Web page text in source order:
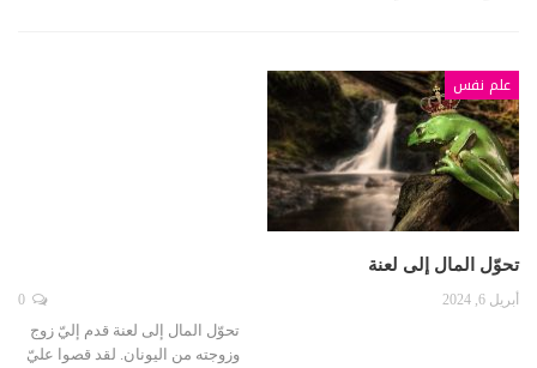
علم نفس
تحوّل المال إلى لعنة
أبريل 6, 2024
تحوّل المال إلى لعنة قدم إليّ زوج
وزوجته من اليونان. لقد قصوا عليّ